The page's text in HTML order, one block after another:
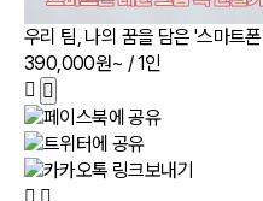
우리 팀, 나의 꿈을 담은 '스마트
390,000원~ / 1인